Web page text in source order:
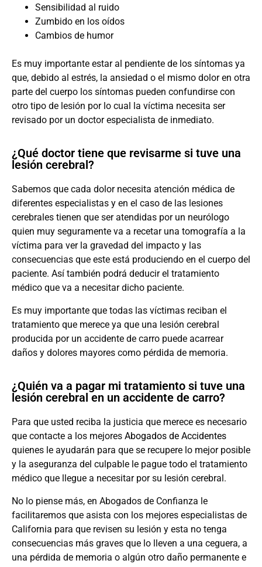
Sensibilidad al ruido
Zumbido en los oídos
Cambios de humor
Es muy importante estar al pendiente de los síntomas ya
que, debido al estrés, la ansiedad o el mismo dolor en otra
parte del cuerpo los síntomas pueden confundirse con
otro tipo de lesión por lo cual la víctima necesita ser
revisado por un doctor especialista de inmediato.
¿Qué doctor tiene que revisarme si tuve una
lesión cerebral?
Sabemos que cada dolor necesita atención médica de
diferentes especialistas y en el caso de las lesiones
cerebrales tienen que ser atendidas por un neurólogo
quien muy seguramente va a recetar una tomografía a la
víctima para ver la gravedad del impacto y las
consecuencias que este está produciendo en el cuerpo del
paciente. Así también podrá deducir el tratamiento
médico que va a necesitar dicho paciente.
Es muy importante que todas las víctimas reciban el
tratamiento que merece ya que una lesión cerebral
producida por un accidente de carro puede acarrear
daños y dolores mayores como pérdida de memoria.
¿Quién va a pagar mi tratamiento si tuve una
lesión cerebral en un accidente de carro?
Para que usted reciba la justicia que merece es necesario
que contacte a los mejores Abogados de Accidentes
quienes le ayudarán para que se recupere lo mejor posible
y la aseguranza del culpable le pague todo el tratamiento
médico que llegue a necesitar por su lesión cerebral.
No lo piense más, en Abogados de Confianza le
facilitaremos que asista con los mejores especialistas de
California para que revisen su lesión y esta no tenga
consecuencias más graves que lo lleven a una ceguera, a
una pérdida de memoria o algún otro daño permanente e